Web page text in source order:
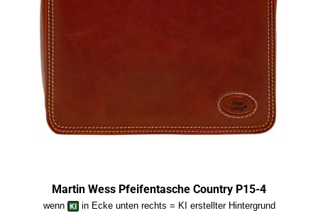
Martin Wess Pfeifentasche Country P15-4
wenn in Ecke unten rechts = KI erstellter Hintergrund